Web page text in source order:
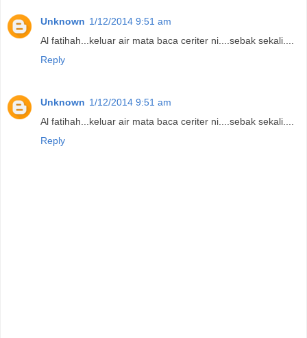
Unknown 1/12/2014 9:51 am
Al fatihah...keluar air mata baca ceriter ni....sebak sekali....
Reply
Unknown 1/12/2014 9:51 am
Al fatihah...keluar air mata baca ceriter ni....sebak sekali....
Reply